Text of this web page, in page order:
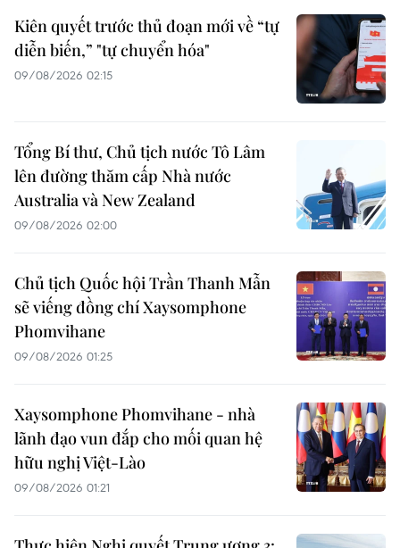
Kiên quyết trước thủ đoạn mới về “tự
diễn biến,” "tự chuyển hóa"
09/08/2026 02:15
Tổng Bí thư, Chủ tịch nước Tô Lâm
lên đường thăm cấp Nhà nước
Australia và New Zealand
09/08/2026 02:00
Chủ tịch Quốc hội Trần Thanh Mẫn
sẽ viếng đồng chí Xaysomphone
Phomvihane
09/08/2026 01:25
Xaysomphone Phomvihane - nhà
lãnh đạo vun đắp cho mối quan hệ
hữu nghị Việt-Lào
09/08/2026 01:21